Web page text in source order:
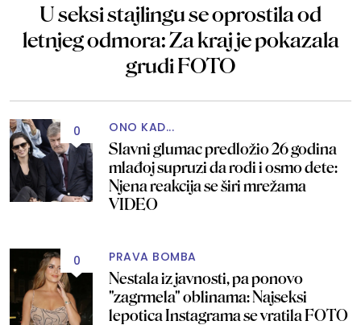
U seksi stajlingu se oprostila od
letnjeg odmora: Za kraj je pokazala
grudi FOTO
0 ONO KAD...
Slavni glumac predložio 26 godina
mlađoj supruzi da rodi i osmo dete:
Njena reakcija se širi mrežama
VIDEO
0 PRAVA BOMBA
Nestala iz javnosti, pa ponovo
"zagrmela" oblinama: Najseksi
lepotica Instagrama se vratila FOTO